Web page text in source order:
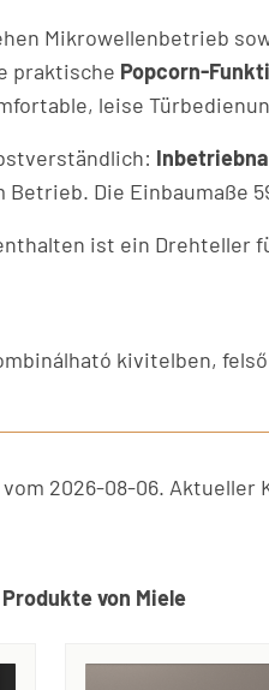
Mikrowellenbetrieb
praktische Popcorn-
leise
Die Einbaumaße
ist ein Drehteller
kivitelben,
2026-08-06. Aktueller
von Miele